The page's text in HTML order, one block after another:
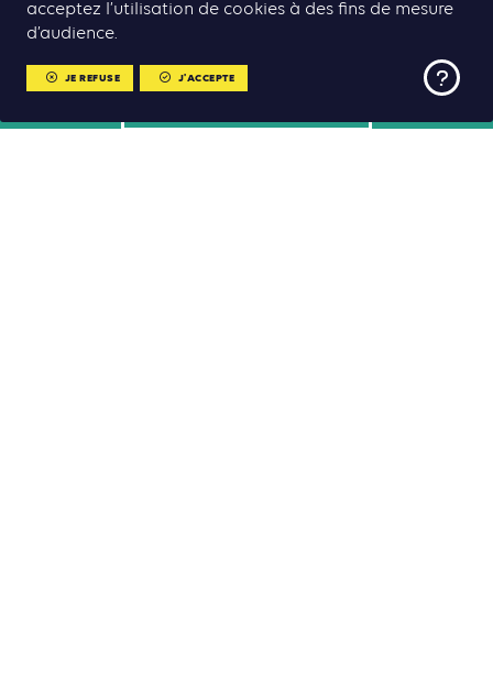
acceptez l’utilisation de cookies à des fins de mesure
d’audience.
JE REFUSE J'ACCEPTE